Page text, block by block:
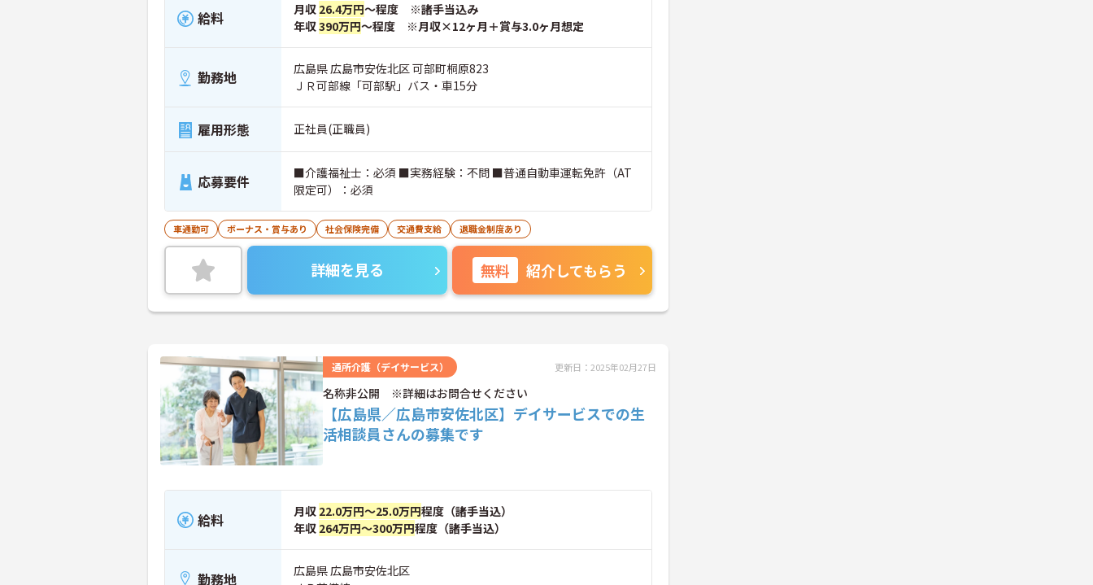
給料 月収 26.4万円～程度 ※諸手当込み
年収390万円～程度 ※月収×12ヶ月＋賞与3.0ヶ月想定
勤務地
広島県 広島市安佐北区 可部町桐原823
ＪＲ可部線「可部駅」バス・車15分
雇用形態 正社員(正職員)
応募要件
■介護福祉士：必須 ■実務経験：不問 ■普通自動車運転免許（AT
限定可）：必須
車通勤可 ボーナス・賞与あり 社会保険完備 交通費支給 退職金制度あり
詳細を見る 無料 紹介してもらう
通所介護（デイサービス） 更新日：2025年02月27日
名称非公開 ※詳細はお問合せください
【広島県／広島市安佐北区】デイサービスでの生
活相談員さんの募集です
給料 月収 22.0万円～25.0万円程度（諸手当込）
年収 264万円～300万円程度（諸手当込）
勤務地
広島県 広島市安佐北区